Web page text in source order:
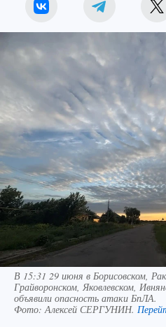
В 15:31 29 июня в Борисовском,
Грайворонском, Яковлевском,
объявили опасность атаки БпЛА.
Фото:Алексей СЕРГУНИН.